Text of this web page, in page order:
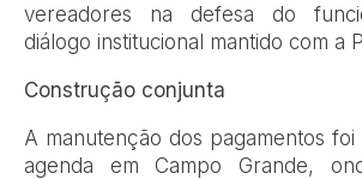
vereadores na defesa do
diálogo institucional mantido com a
Construção conjunta
A manutenção dos pagamentos
agenda em Campo Grande,